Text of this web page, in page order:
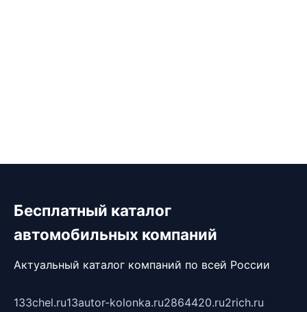
Бесплатный каталог
автомобильных компаний
Актуальный каталог компаний по всей России
133chel.ru13autor-kolonka.ru2864420.ru2rich.ru